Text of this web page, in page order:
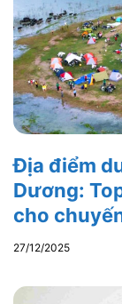
Địa điểm
Dương:
cho
27/12/2025